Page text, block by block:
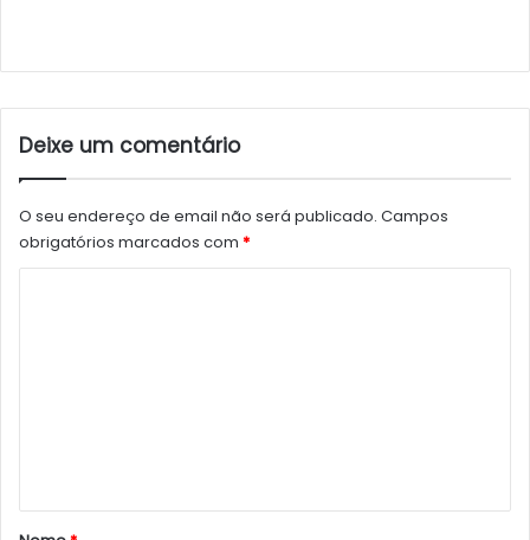
Deixe um comentário
O seu endereço de email não será publicado. Campos
obrigatórios marcados com *
r